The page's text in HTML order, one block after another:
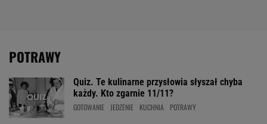
POTRAWY
Quiz. Te kulinarne przysłowia słyszał chyba
każdy. Kto zgarnie 11/11?
GOTOWANIE JEDZENIE KUCHNIA POTRAWY